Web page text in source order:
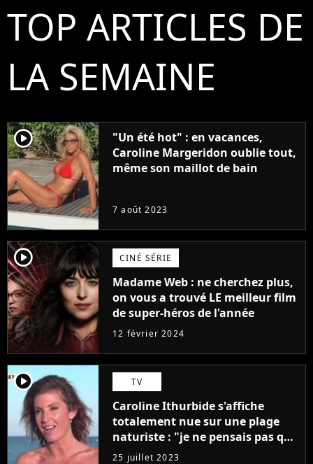
TOP ARTICLES DE
LA SEMAINE
player2
"Un été hot" : en vacances,
Caroline Margeridon oublie tout,
même son maillot de bain
7 août 2023
player2 CINÉ SÉRIE
Madame Web : ne cherchez plus,
on vous a trouvé LE meilleur film
de super-héros de l'année
12 février 2024
player2 TV
Caroline Ithurbide s'affiche
totalement nue sur une plage
naturiste : "je ne pensais pas que
j'arriverais à le faire..."
25 juillet 2023